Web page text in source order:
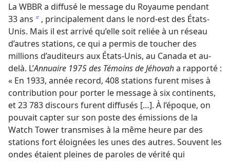
La WBBR a diffusé le message du Royaume pendant
33 ans b , principalement dans le nord-est des États-
Unis. Mais il est arrivé qu’elle soit reliée à un réseau
d’autres stations, ce qui a permis de toucher des
millions d’auditeurs aux États-Unis, au Canada et au-
delà. L’Annuaire 1975 des Témoins de Jéhovaha rapporté :
« En 1933, année record, 408 stations furent mises à
contribution pour porter le message à six continents,
et 23 783 discours furent diffusés […]. À l’époque, on
pouvait capter sur son poste des émissions de la
Watch Tower transmises à la même heure par des
stations fort éloignées les unes des autres. Souvent les
ondes étaient pleines de paroles de vérité qui